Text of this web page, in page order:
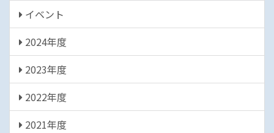
イ
ベ
ン
ト
イベント
2024年度
2023年度
2022年度
2021年度